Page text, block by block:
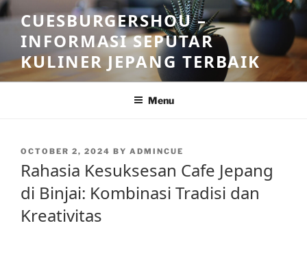
Skip
to
content
CUESBURGERSHOU –
INFORMASI SEPUTAR
KULINER JEPANG TERBAIK
Menu
POSTED
OCTOBER 2, 2024 BY ADMINCUE
Rahasia Kesuksesan Cafe Jepang
di Binjai: Kombinasi Tradisi dan
Kreativitas